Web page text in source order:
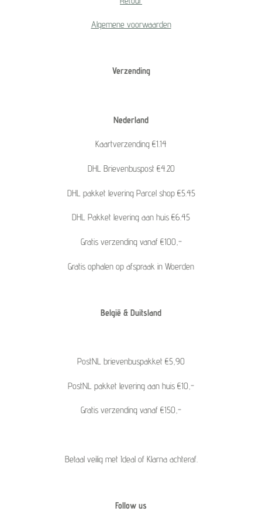
Algemene voorwaarden
Verzending
Nederland
Kaartverzending €1.14
DHL Brievenbuspost €4.20
DHL pakket levering Parcel shop €5.45
DHL Pakket levering aan huis €6.45
Gratis verzending vanaf €100,-
Gratis ophalen op afspraak in Woerden
België & Duitsland
PostNL brievenbuspakket €5,90
PostNL pakket levering aan huis €10,-
Gratis verzending vanaf €150,-
Betaal veilig met Ideal of Klarna achteraf.
Follow us